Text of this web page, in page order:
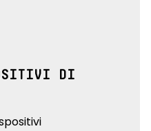
DI